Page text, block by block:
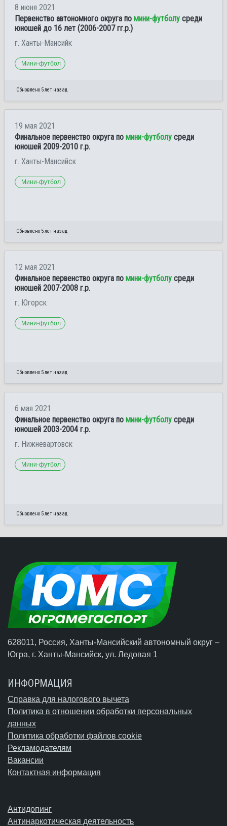
8 июня 2021
Первенство автономного округа по мини-футболу среди
юношей до 16 лет (2006-2007 гг.р.)
г. Ханты-Мансийк
Мини-футбол
Обновлено 5 лет назад
19 мая 2021
Финальное первенство округа по мини-футболу среди
юношей 2009-2010 г.р.
г. Ханты-Мансийск
Мини-футбол
Обновлено 5 лет назад
12 мая 2021
Финальное первенство округа по мини-футболу среди
юношей 2007-2008 г.р.
г. Югорск
Мини-футбол
Обновлено 5 лет назад
6 мая 2021
Финальное первенство округа по мини-футболу среди
юношей 2003-2004 г.р.
г. Нижневартовск
Мини-футбол
Обновлено 5 лет назад
628011, Россия, Ханты-Мансийский автономный округ –
Югра, г. Ханты-Мансийск, ул. Ледовая 1
ИНФОРМАЦИЯ
Справка для налогового вычета
Политика в отношении обработки персональных
данных
Политика обработки файлов cookie
Рекламодателям
Вакансии
Контактная информация
Антидопинг
Антинаркотическая деятельность